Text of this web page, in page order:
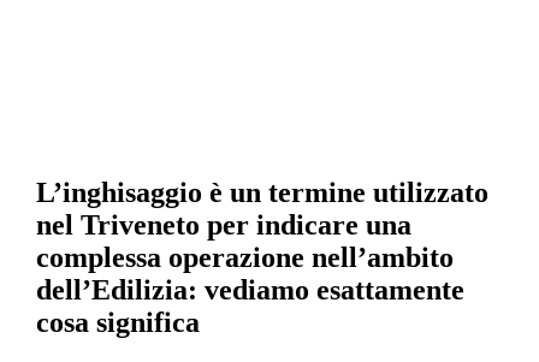
L’inghisaggio è un termine utilizzato
nel Triveneto per indicare una
complessa operazione nell’ambito
dell’Edilizia: vediamo esattamente
cosa significa